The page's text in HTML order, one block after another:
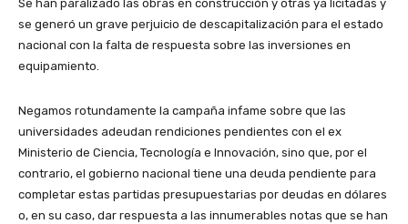
Se han paralizado las obras en construcción y otras ya licitadas y
se generó un grave perjuicio de descapitalización para el estado
nacional con la falta de respuesta sobre las inversiones en
equipamiento.
Negamos rotundamente la campaña infame sobre que las
universidades adeudan rendiciones pendientes con el ex
Ministerio de Ciencia, Tecnología e Innovación, sino que, por el
contrario, el gobierno nacional tiene una deuda pendiente para
completar estas partidas presupuestarias por deudas en dólares
o, en su caso, dar respuesta a las innumerables notas que se han